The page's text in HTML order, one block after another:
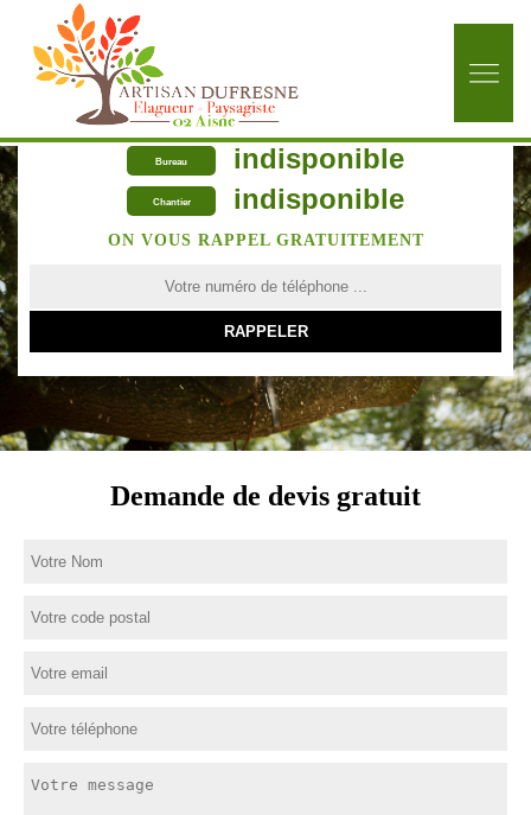
Bureau indisponible
Chantier indisponible
ON VOUS RAPPEL GRATUITEMENT
Demande de devis gratuit